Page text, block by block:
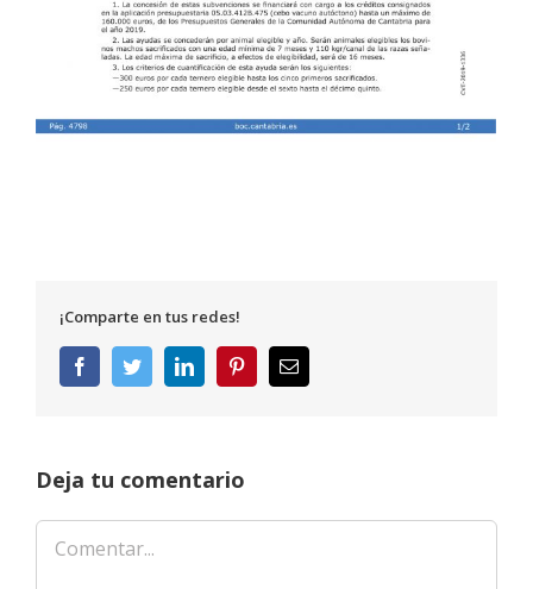
¡Comparte en tus redes!
FacebookTwitterLinkedInPinterestCorreo
electrónico
Deja tu comentario
Comentar